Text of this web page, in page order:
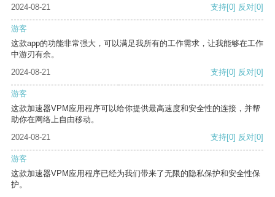
2024-08-21
支持[0] 反对[0]
游客
这款app的功能非常强大，可以满足我所有的工作需求，让我能够在工作
中游刃有余。
2024-08-21
支持[0] 反对[0]
游客
这款加速器VPM应用程序可以给你提供最高速度和安全性的连接，并帮
助你在网络上自由移动。
2024-08-21
支持[0] 反对[0]
游客
这款加速器VPM应用程序已经为我们带来了无限的隐私保护和安全性保
护。